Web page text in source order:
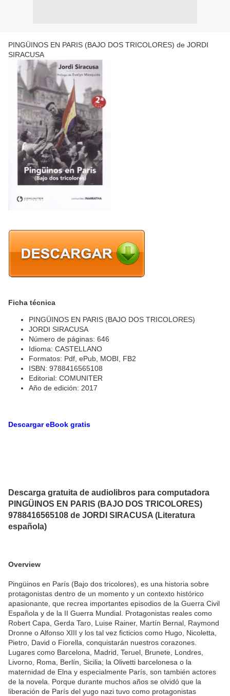
PINGÜINOS EN PARIS (BAJO DOS TRICOLORES) de JORDI
SIRACUSA
Ficha técnica
PINGÜINOS EN PARIS (BAJO DOS TRICOLORES)
JORDI SIRACUSA
Número de páginas: 646
Idioma: CASTELLANO
Formatos: Pdf, ePub, MOBI, FB2
ISBN: 9788416565108
Editorial: COMUNITER
Año de edición: 2017
Descargar eBook gratis
Descarga gratuita de audiolibros para computadora
PINGÜINOS EN PARIS (BAJO DOS TRICOLORES)
9788416565108 de JORDI SIRACUSA (Literatura
española)
Overview
Pingüinos en París (Bajo dos tricolores), es una historia sobre
protagonistas dentro de un momento y un contexto histórico
apasionante, que recrea importantes episodios de la Guerra Civil
Española y de la II Guerra Mundial. Protagonistas reales como
Robert Capa, Gerda Taro, Luise Rainer, Martín Bernal, Raymond
Dronne o Alfonso XIII y los tal vez ficticios como Hugo, Nicoletta,
Pietro, David o Fiorella, conquistarán nuestros corazones.
Lugares como Barcelona, Madrid, Teruel, Brunete, Londres,
Livorno, Roma, Berlín, Sicilia; la Olivetti barcelonesa o la
maternidad de Elna y especialmente París, son también actores
de la novela. Porque durante muchos años se olvidó que la
liberación de París del yugo nazi tuvo como protagonistas